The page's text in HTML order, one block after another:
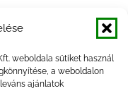
weboldala sütiket használ
a weboldalon
ajánlatok